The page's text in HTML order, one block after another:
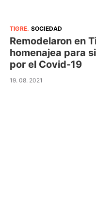
TIGRE. SOCIEDAD
Remodelaron en
homenajea para
por el Covid-19
19. 08. 2021